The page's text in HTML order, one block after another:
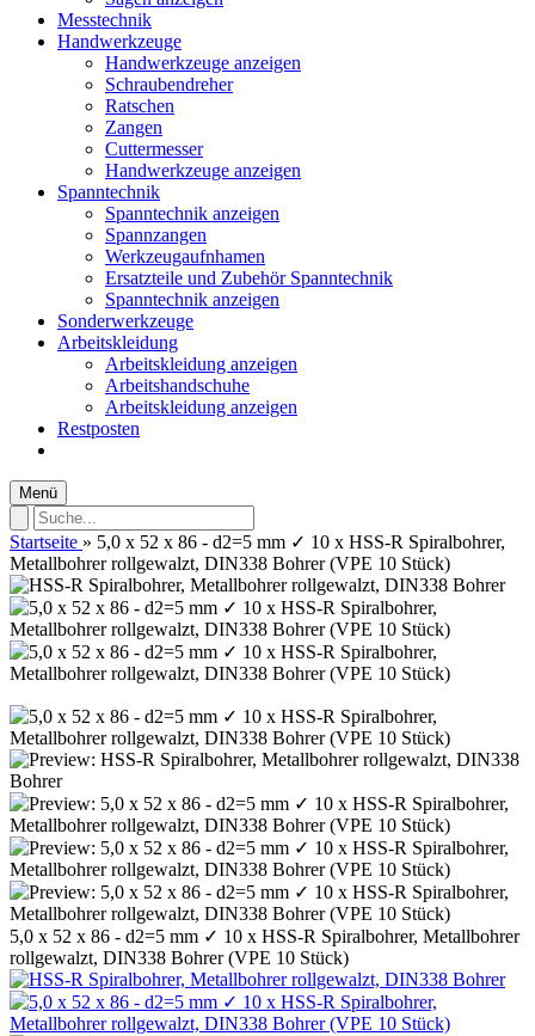
Messtechnik
Handwerkzeuge
Handwerkzeuge anzeigen
Schraubendreher
Ratschen
Zangen
Cuttermesser
Handwerkzeuge anzeigen
Spanntechnik
Spanntechnik anzeigen
Spannzangen
Werkzeugaufnhamen
Ersatzteile und Zubehör Spanntechnik
Spanntechnik anzeigen
Sonderwerkzeuge
Arbeitskleidung
Arbeitskleidung anzeigen
Arbeitshandschuhe
Arbeitskleidung anzeigen
Restposten
Menü
Startseite » 5,0 x 52 x 86 - d2=5 mm ✓ 10 x HSS-R Spiralbohrer,
Metallbohrer rollgewalzt, DIN338 Bohrer (VPE 10 Stück)
5,0 x 52 x 86 - d2=5 mm ✓ 10 x HSS-R Spiralbohrer, Metallbohrer
rollgewalzt, DIN338 Bohrer (VPE 10 Stück)